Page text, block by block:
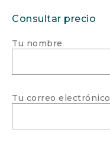
Consultar precio
Tu nombre
Tu correo electrónico